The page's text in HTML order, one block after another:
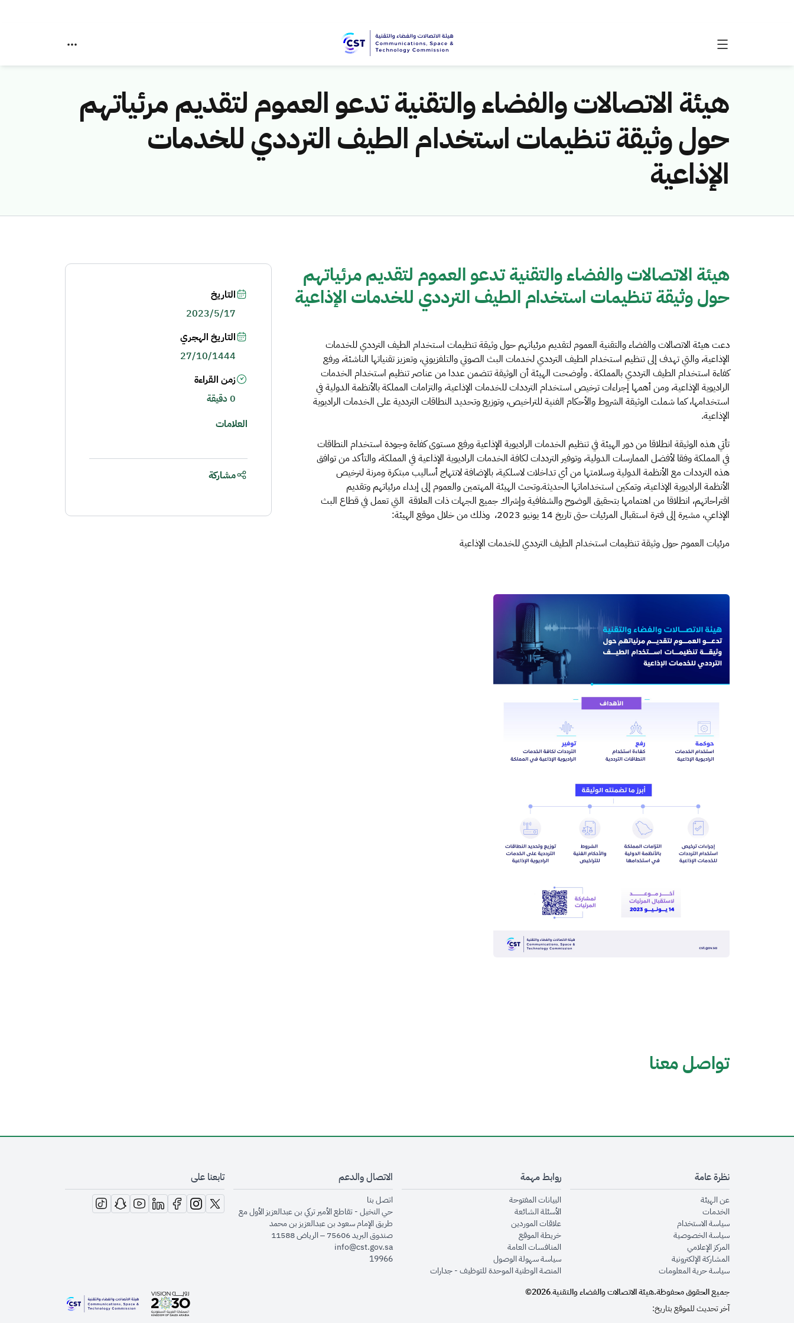
هيئة الاتصالات والفضاء والتقنية تدعو العموم لتقديم مرئياتهم
حول وثيقة تنظيمات استخدام الطيف الترددي للخدمات
الإذاعية
هيئة الاتصالات والفضاء والتقنية تدعو العموم لتقديم مرئياتهم
حول وثيقة تنظيمات استخدام الطيف الترددي للخدمات الإذاعية
دعت هيئة الاتصالات والفضاء والتقنية العموم لتقديم مرئياتهم حول وثيقة تنظيمات استخدام الطيف الترددي للخدمات
الإذاعية، والتي تهدف إلى تنظيم استخدام الطيف الترددي لخدمات البث الصوتي والتلفزيوني، وتعزيز تقنياتها الناشئة، ورفع
كفاءة استخدام الطيف الترددي بالمملكة . وأوضحت الهيئة أن الوثيقة تتضمن عددا من عناصر تنظيم استخدام الخدمات
الراديوية الإذاعية، ومن أهمها إجراءات ترخيص استخدام الترددات للخدمات الإذاعية، والتزامات المملكة بالأنظمة الدولية في
استخدامها، كما شملت الوثيقة الشروط والأحكام الفنية للتراخيص، وتوزيع وتحديد النطاقات الترددية على الخدمات الراديوية
الإذاعية.
تأتي هذه الوثيقة انطلاقا من دور الهيئة في تنظيم الخدمات الراديوية الإذاعية ورفع مستوى كفاءة وجودة استخدام النطاقات
في المملكة وفقا لأفضل الممارسات الدولية، وتوفير الترددات لكافة الخدمات الراديوية الإذاعية في المملكة، والتأكد من توافق
هذه الترددات مع الأنظمة الدولية وسلامتها من أي تداخلات لاسلكية، بالإضافة لانتهاج أساليب مبتكرة ومرنة لترخيص
الأنظمة الراديوية الإذاعية، وتمكين استخداماتها الحديثة.وتحث الهيئة المهتمين والعموم إلى إبداء مرئياتهم وتقديم
اقتراحاتهم، انطلاقا من اهتمامها بتحقيق الوضوح والشفافية وإشراك جميع الجهات ذات العلاقة التي تعمل في قطاع البث
الإذاعي، مشيرة إلى فترة استقبال المرئيات حتى تاريخ 14 يونيو 2023، وذلك من خلال موقع الهيئة:
مرئيات العموم حول وثيقة تنظيمات استخدام الطيف الترددي للخدمات الإذاعية
التاريخ
2023/5/17
التاريخ الهجري
27/10/1444
زمن القراءة
0 دقيقة
العلامات
مشاركة
تواصل معنا
نظرة عامة
عن الهيئةopens in new window
الخدماتopens in new window
سياسة الاستخدام
سياسة الخصوصيةopens in new window
المركز الإعلاميopens in new window
المشاركة الإلكترونيةopens in new window
سياسة حرية المعلوماتopens in new window
روابط مهمة
البيانات المفتوحةopens in new window
الأسئلة الشائعةopens in new window
علاقات الموردينopens in new window
خريطة الموقعopens in new window
المنافسات العامةopens in new window
سياسة سهولة الوصولopens in new window
المنصة الوطنية الموحدة للتوظيف - جداراتopens in new window
الاتصال والدعم
اتصل بنا
حي النخيل - تقاطع الأمير تركي بن عبدالعزيز الأول مع
طريق الإمام سعود بن عبدالعزيز بن محمد
صندوق البريد 75606 – الرياض 11588
info@cst.gov.sa
19966
تابعنا على
opens in new window
opens in new window
opens in new window
opens in new window
opens in new window
opens in new window
opens in new window
جميع الحقوق محفوظة.هيئة الاتصالات والفضاء والتقنية.
2026©
آخر تحديث للموقع بتاريخ:
opens in new window